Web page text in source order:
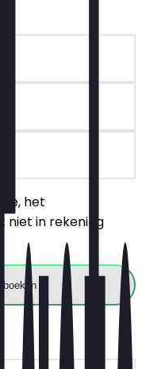
het
niet in rekening
boeken